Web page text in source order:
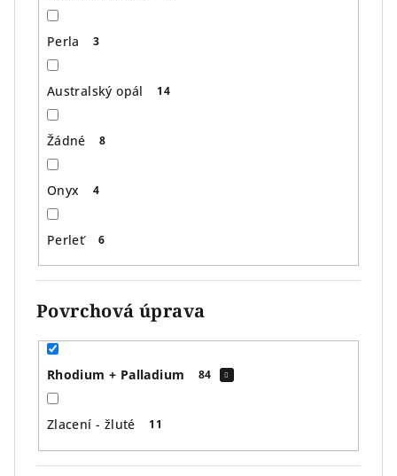
Perla 3
Australský opál 14
Žádné 8
Onyx 4
Perleť 6
Povrchová úprava
Rhodium + Palladium 84
Zlacení - žluté 11